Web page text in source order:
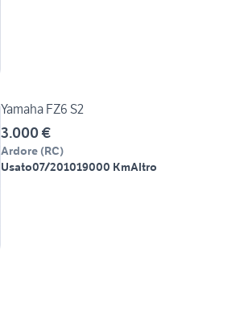
Yamaha FZ6 S2
3.000 €
Ardore (RC)
Usato07/201019000 KmAltro